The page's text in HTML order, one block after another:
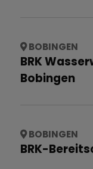
BOBINGEN
BRK
Bobingen
BOBINGEN
BRK-